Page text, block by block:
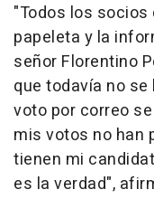
"Todos los socios
papeleta y la
señor Florentino
que todavía no
voto por correo
mis votos no han
tienen mi
es la verdad",